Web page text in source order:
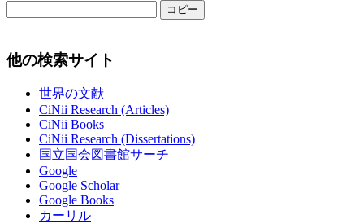
コピー
他の検索サイト
世界の文献
CiNii Research (Articles)
CiNii Books
CiNii Research (Dissertations)
国立国会図書館サーチ
Google
Google Scholar
Google Books
カーリル